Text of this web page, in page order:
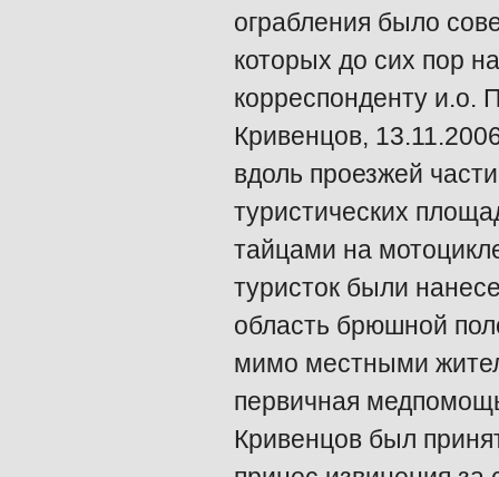
ограбления было
которых до сих пор
корреспонденту и.о.
Кривенцов,
вдоль проезжей
туристических
тайцами на
туристок были
область брюшной
мимо местными
первичная
Кривенцов был